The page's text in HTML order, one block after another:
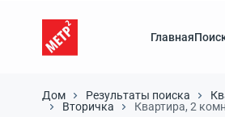
Главная
Дом Результаты поиска
Вторичка
Квартира, 2